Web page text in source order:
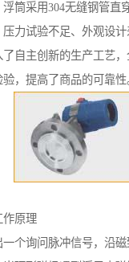
筒采用304无缝钢管直
力试验不足、外观设
自主创新的生产工艺
，提高了商品的可靠性
作原理
一个询问脉冲信号，沿